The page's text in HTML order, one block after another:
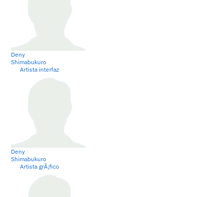
Deny
Shimabukuro
Artista interfaz
Deny
Shimabukuro
Artista grÃ¡fico